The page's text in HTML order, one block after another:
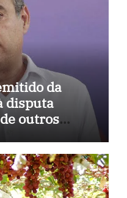
da
disputa
outros